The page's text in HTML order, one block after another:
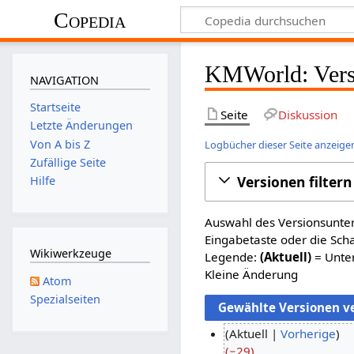
Copedia
KMWorld:
Seite Diskussion
Logbücher dieser Seite
Versionen filtern
Auswahl des
Eingabetaste oder die
Legende:(Aktuell) =
Kleine Änderung
Aktuell Vorherige
NAVIGATION
Startseite
Letzte Änderungen
Von A bis Z
Zufällige Seite
Hilfe
Wikiwerkzeuge
Atom
Spezialseiten